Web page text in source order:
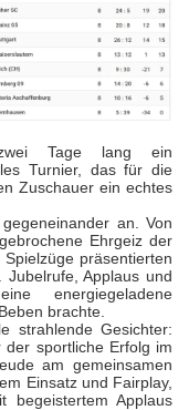
zwei Tage lang ein
Turnier, das für die
Zuschauer ein echtes
an. Von
Ehrgeiz der
präsentierten
Applaus und
energiegeladene
brachte.
strahlende Gesichter:
sportliche Erfolg im
am gemeinsamen
Einsatz und Fairplay,
begeistertem Applaus